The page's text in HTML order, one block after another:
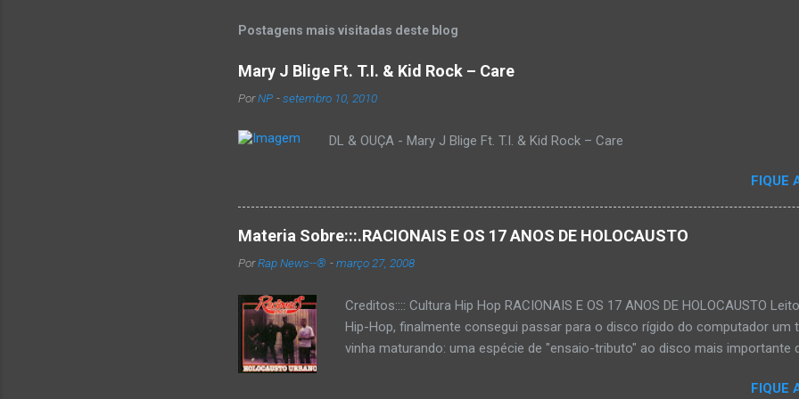
Postagens mais visitadas deste blog
Mary J Blige Ft. T.I. & Kid Rock – Care
PorNP -setembro 10, 2010
DL & OUÇA - Mary J Blige Ft. T.I. & Kid Rock – Care
FIQUE
Materia Sobre:::.RACIONAIS E OS 17 ANOS DE HOLOCAUSTO
PorRap News--® -março 27, 2008
Creditos:::: Cultura Hip Hop RACIONAIS E OS 17 ANOS DE HOLOCAUSTO
Hip-Hop, finalmente consegui passar para o disco rígido do computador um
vinha maturando: uma espécie de "ensaio-tributo" ao disco mais importante
Como de costume, uma pequena digressão. É muito disseminada emFIQUE